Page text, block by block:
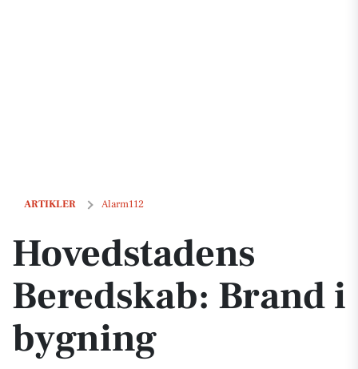
ARTIKLER Alarm112
Hovedstadens Beredskab: Brand i bygning
Hovedstadens
Beredskab: Brand i
bygning